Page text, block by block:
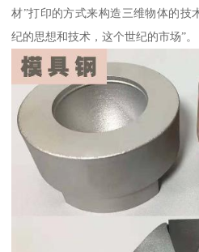
材”打印的方式来构造三维物体的技
纪的思想和技术，这个世纪的市场”。